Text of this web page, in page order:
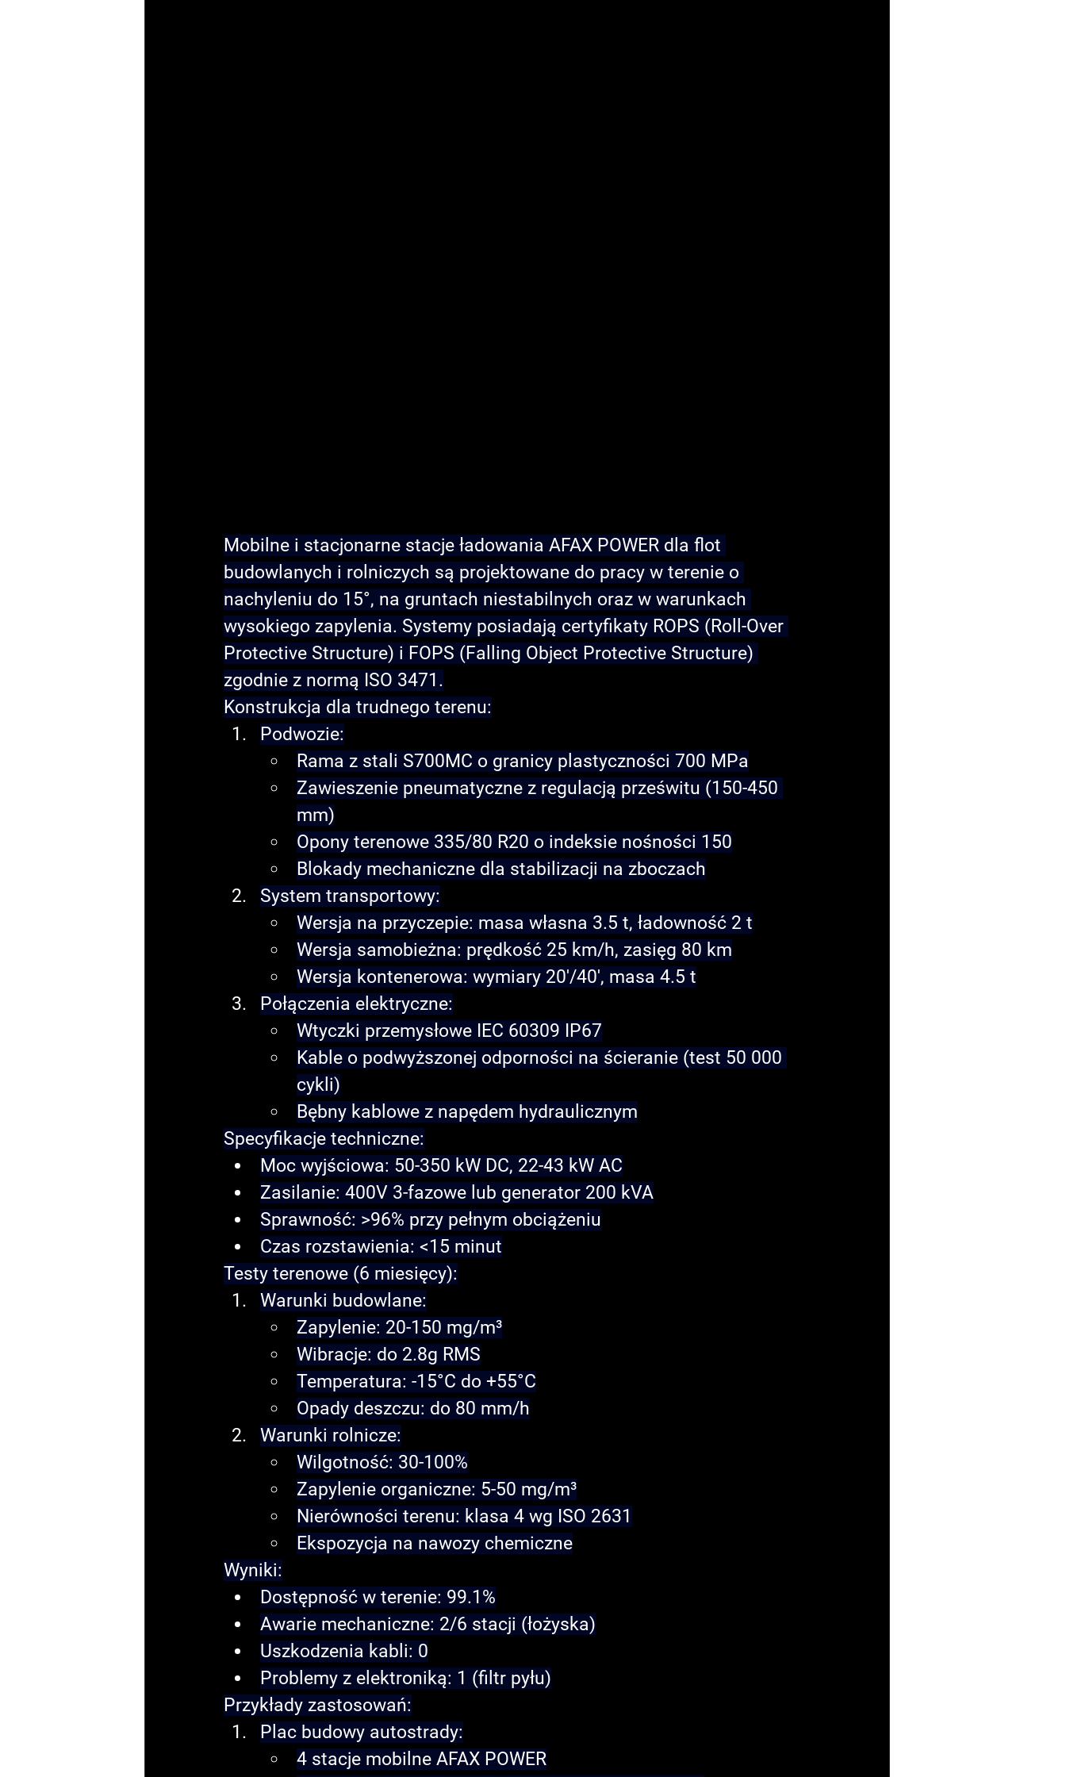
Mobilne i stacjonarne stacje ładowania AFAX POWER dla flot
budowlanych i rolniczych są projektowane do pracy w terenie o
nachyleniu do 15°, na gruntach niestabilnych oraz w warunkach
wysokiego zapylenia. Systemy posiadają certyfikaty ROPS (Roll-Over
Protective Structure) i FOPS (Falling Object Protective Structure)
zgodnie z normą ISO 3471.
Konstrukcja dla trudnego terenu:
Podwozie:
Rama z stali S700MC o granicy plastyczności 700 MPa
Zawieszenie pneumatyczne z regulacją prześwitu (150-450
mm)
Opony terenowe 335/80 R20 o indeksie nośności 150
Blokady mechaniczne dla stabilizacji na zboczach
System transportowy:
Wersja na przyczepie: masa własna 3.5 t, ładowność 2 t
Wersja samobieżna: prędkość 25 km/h, zasięg 80 km
Wersja kontenerowa: wymiary 20'/40', masa 4.5 t
Połączenia elektryczne:
Wtyczki przemysłowe IEC 60309 IP67
Kable o podwyższonej odporności na ścieranie (test 50 000
cykli)
Bębny kablowe z napędem hydraulicznym
Specyfikacje techniczne:
Moc wyjściowa: 50-350 kW DC, 22-43 kW AC
Zasilanie: 400V 3-fazowe lub generator 200 kVA
Sprawność: >96% przy pełnym obciążeniu
Czas rozstawienia: <15 minut
Testy terenowe (6 miesięcy):
Warunki budowlane:
Zapylenie: 20-150 mg/m³
Wibracje: do 2.8g RMS
Temperatura: -15°C do +55°C
Opady deszczu: do 80 mm/h
Warunki rolnicze:
Wilgotność: 30-100%
Zapylenie organiczne: 5-50 mg/m³
Nierówności terenu: klasa 4 wg ISO 2631
Ekspozycja na nawozy chemiczne
Wyniki:
Dostępność w terenie: 99.1%
Awarie mechaniczne: 2/6 stacji (łożyska)
Uszkodzenia kabli: 0
Problemy z elektroniką: 1 (filtr pyłu)
Przykłady zastosowań:
Plac budowy autostrady:
4 stacje mobilne AFAX POWER